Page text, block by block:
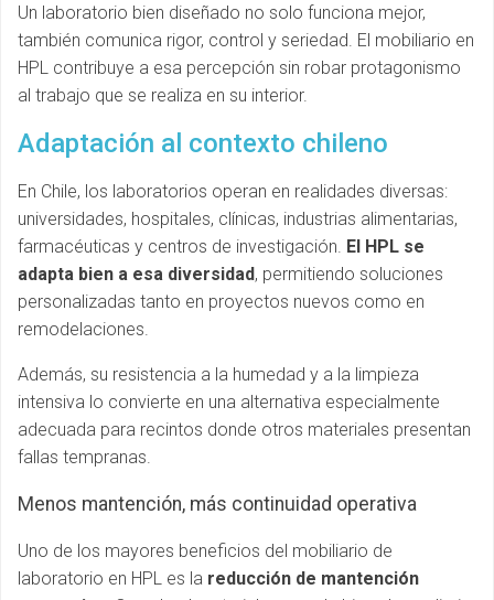
Un laboratorio bien diseñado no solo funciona mejor,
también comunica rigor, control y seriedad. El mobiliario en
HPL contribuye a esa percepción sin robar protagonismo
al trabajo que se realiza en su interior.
Adaptación al contexto chileno
En Chile, los laboratorios operan en realidades diversas:
universidades, hospitales, clínicas, industrias alimentarias,
farmacéuticas y centros de investigación. El HPL se
adapta bien a esa diversidad, permitiendo soluciones
personalizadas tanto en proyectos nuevos como en
remodelaciones.
Además, su resistencia a la humedad y a la limpieza
intensiva lo convierte en una alternativa especialmente
adecuada para recintos donde otros materiales presentan
fallas tempranas.
Menos mantención, más continuidad operativa
Uno de los mayores beneficios del mobiliario de
laboratorio en HPL es la reducción de mantención